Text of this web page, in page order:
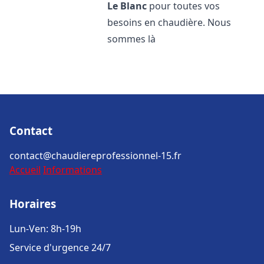
Le Blanc pour toutes vos
besoins en chaudière. Nous
sommes là
Contact
contact@chaudiereprofessionnel-15.fr
Accueil Informations
Horaires
Lun-Ven: 8h-19h
Service d'urgence 24/7